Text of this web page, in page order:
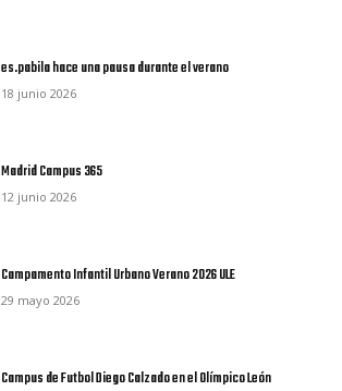
es.pabila hace una pausa durante el verano
18 junio 2026
Madrid Campus 365
12 junio 2026
Campamento Infantil Urbano Verano 2026 ULE
29 mayo 2026
Campus de Futbol Diego Calzado en el Olímpico León